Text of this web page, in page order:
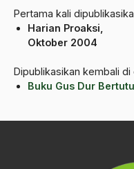
Pertama kali
Harian Proaksi,
Oktober 2004
Dipublikasikan kembali di
Buku Gus Dur
amrozi
Anatomi